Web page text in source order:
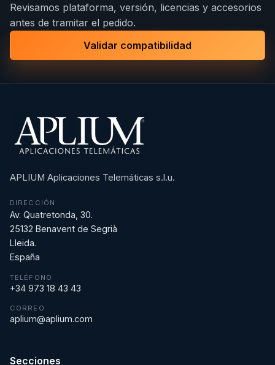
Revisamos plataforma, versión, licencias y accesorios
antes de tramitar el pedido.
Validar compatibilidad
APLIUM Aplicaciones Telemáticas s.l.u.
DIRECCIÓN
Av. Quatretonda, 30.
25132 Benavent de Segrià
Lleida.
España
TELÉFONO
+34 973 18 43 43
CORREO
aplium@aplium.com
Secciones